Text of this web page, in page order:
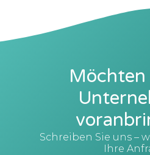
Möchten
Schreiben Sie uns –
Ihre